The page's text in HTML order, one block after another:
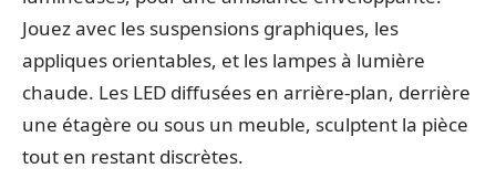
Jouez avec les suspensions graphiques, les
appliques orientables, et les lampes à lumière
chaude. Les LED diffusées en arrière-plan, derrière
une étagère ou sous un meuble, sculptent la pièce
tout en restant discrètes.